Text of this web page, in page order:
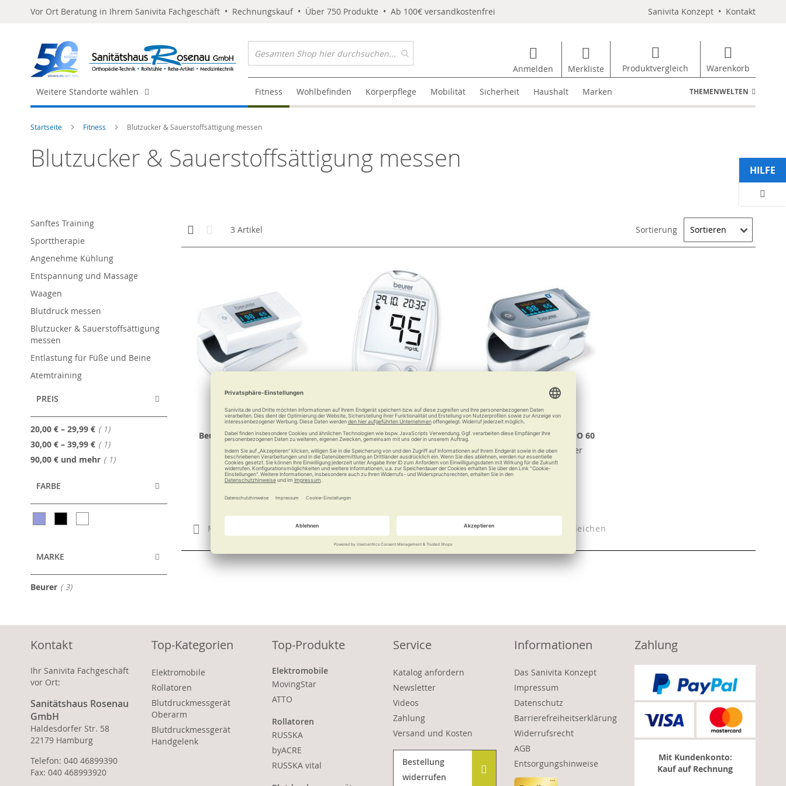
Vor Ort Beratung in Ihrem Sanivita Fachgeschäft • Rechnungskauf • Über 750 Produkte • Ab 100€ versandkostenfrei Sanivita Konzept • Kontakt
Anmelden Merkliste Produktvergleich Warenkorb
Weitere Standorte wählen Fitness Wohlbefinden Körperpflege Mobilität Sicherheit Haushalt Marken THEMENWELTEN
Startseite Fitness Blutzucker & Sauerstoffsättigung messen
Blutzucker & Sauerstoffsättigung messen
Anzeigen
als
Kachelansicht
3 Artikel Sortierung
Beurer Pulsoximeter PO 35
Merken Vergleichen
Beurer Blutzuckermessgerät GL
44
Streifen rein, Werte raus
Beurer Pulsoximeter PO 60
Schlaukopf am Finger
Vergleichen
Sanftes Training
Sporttherapie
Angenehme Kühlung
Entspannung und Massage
Waagen
Blutdruck messen
Blutzucker & Sauerstoffsättigung
messen
Entlastung für Füße und Beine
Atemtraining
PREIS
20,00 € – 29,99 € 1Artikel
30,00 € – 39,99 € 1Artikel
90,00 € und mehr 1Artikel
FARBE
MARKE
Beurer 3Artikel
HILFE
Kontakt
Ihr Sanivita Fachgeschäft
vor Ort:
Sanitätshaus Rosenau
GmbH
Haldesdorfer Str. 58
22179 Hamburg
Telefon: 040 46899390
Fax: 040 468993920
Top-Kategorien
Elektromobile
Rollatoren
Blutdruckmessgerät
Oberarm
Blutdruckmessgerät
Handgelenk
Top-Produkte
Elektromobile
MovingStar
ATTO
Rollatoren
RUSSKA
byACRE
RUSSKA vital
Service
Katalog anfordern
Newsletter
Videos
Zahlung
Versand und Kosten
Bestellung
widerrufen
Informationen
Das Sanivita Konzept
Impressum
Datenschutz
Barrierefreiheitserklärung
Widerrufsrecht
AGB
Entsorgungshinweise
Zahlung
Mit Kundenkonto:
Kauf auf Rechnung